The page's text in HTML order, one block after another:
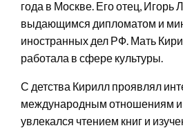
года в Москве. Его отец, Игорь
выдающимся дипломатом и
иностранных дел РФ. Мать
работала в сфере культуры.
С детства Кирилл проявлял
международным отношениям и
увлекался чтением книг и